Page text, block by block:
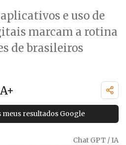
e uso de
marcam a rotina
de brasileiros
A+
resultados Google
Chat GPT / IA